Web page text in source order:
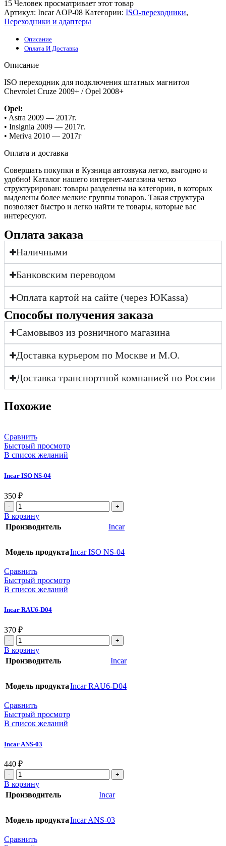
15 Человек просматривает этот товар
Артикул: Incar AOP-08 Категории: ISO-переходники,
Переходники и адаптеры
Описание
Оплата И Доставка
Описание
ISO переходник для подключения штатных магнитол
Chevrolet Cruze 2009+ / Opel 2008+
Opel:
• Astra 2009 — 2017г.
• Insignia 2009 — 2017г.
• Meriva 2010 — 2017г
Оплата и доставка
Совершать покупки в Кузница автозвука легко, выгодно и
удобно! Каталог нашего интернет-магазина четко
структурирован: товары разделены на категории, в которых
выделены более мелкие группы товаров. Такая структура
позволяет быстро и легко найти те товары, которые вас
интересуют.
Оплата заказа
Наличными
Банковским переводом
Оплата картой на сайте (через ЮKassa)
Cпособы получения заказа
Самовывоз из розничного магазина
Доставка курьером по Москве и М.О.
Доставка транспортной компанией по России
Похожие
Сравнить
Быстрый просмотр
В список желаний
Incar ISO NS-04
350 ₽
В корзину
Производитель
Incar
Модель продуктаIncar ISO NS-04
Сравнить
Быстрый просмотр
В список желаний
Incar RAU6-D04
370 ₽
В корзину
Производитель
Incar
Модель продуктаIncar RAU6-D04
Сравнить
Быстрый просмотр
В список желаний
Incar ANS-03
440 ₽
В корзину
Производитель
Incar
Модель продуктаIncar ANS-03
Сравнить